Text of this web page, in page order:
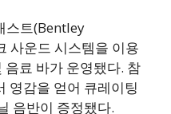
스트(Bentley
사운드 시스템을 이용
음료 바가 운영됐다. 참
영감을 얻어 큐레이팅
음반이 증정됐다.